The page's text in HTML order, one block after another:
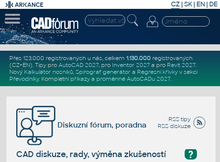
CZ | SK| EN | DE
Přes 123.000 registrovaných u nás, celkem 1.130.000registrovaných
(CZ+EN). Tipy pro AutoCAD 2027, pro Inventor 2027a pro Revit 2027.
Nový Kalkulátor nosníků, Spirograf generátor a Regresní křivkyv sekci
Převodníky. Kompletní příkazya proměnné AutoCADu 2027.
RSS tipy
RSS diskuze
Diskuzní fórum, poradna
?
CAD diskuze, rady, výměna zkušeností